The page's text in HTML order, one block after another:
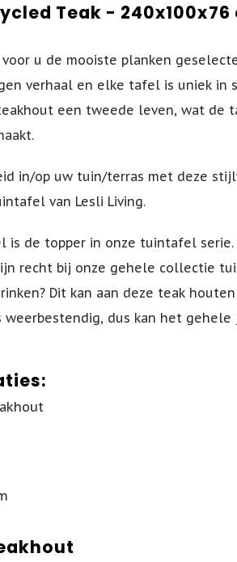
Teak - 240x100x76
u de mooiste planken
verhaal en elke tafel is uniek in
een tweede leven, wat de
in/op uw tuin/terras met deze
van Lesli Living.
is de topper in onze tuintafel
recht bij onze gehele collectie
Dit kan aan deze teak
weerbestendig, dus kan het